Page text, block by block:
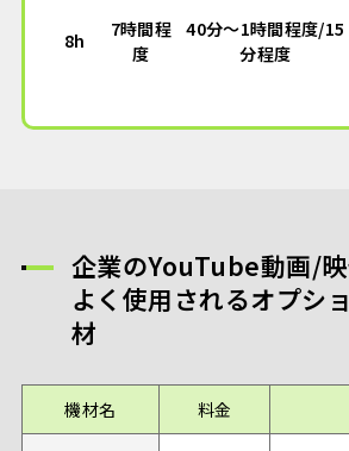
8h
7時間程
度
40分～1時間程度/15
分程度
企業のYouTube動画/
よく使用されるオプシ
材
機材名 料金